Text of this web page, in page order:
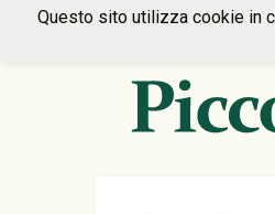
Questo sito utilizza cookie in